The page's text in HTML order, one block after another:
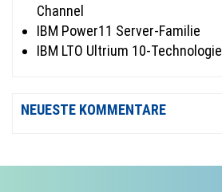
Channel
IBM Power11 Server-Familie
IBM LTO Ultrium 10-Technologie
NEUESTE KOMMENTARE